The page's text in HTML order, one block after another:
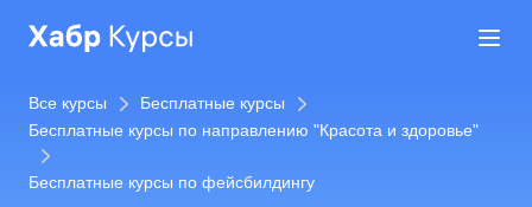
Все курсы
Бесплатные курсы
Бесплатные курсы по направлению "Красота и здоровье"
Бесплатные курсы по фейсбилдингу